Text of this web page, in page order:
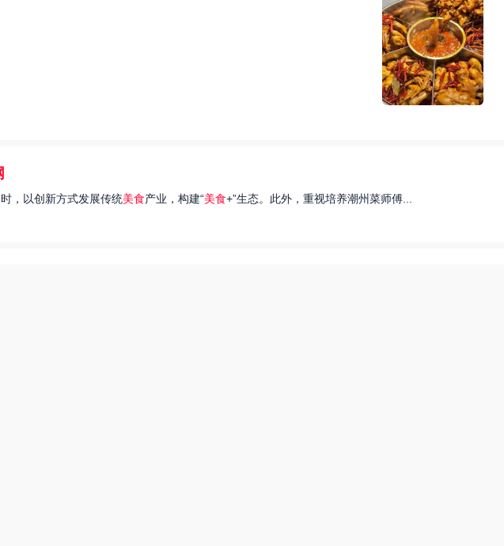
，以创新方式发展传统美食产业，构建“美食+”生态。此外，重视培养潮州菜师傅...